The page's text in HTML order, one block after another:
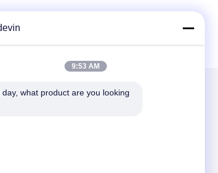
करें
9:53 AM
day, what product are you looking